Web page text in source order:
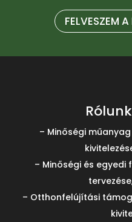
FELVESZEM
– Minőségi
– Minőségi és
– Otthonfelújítási